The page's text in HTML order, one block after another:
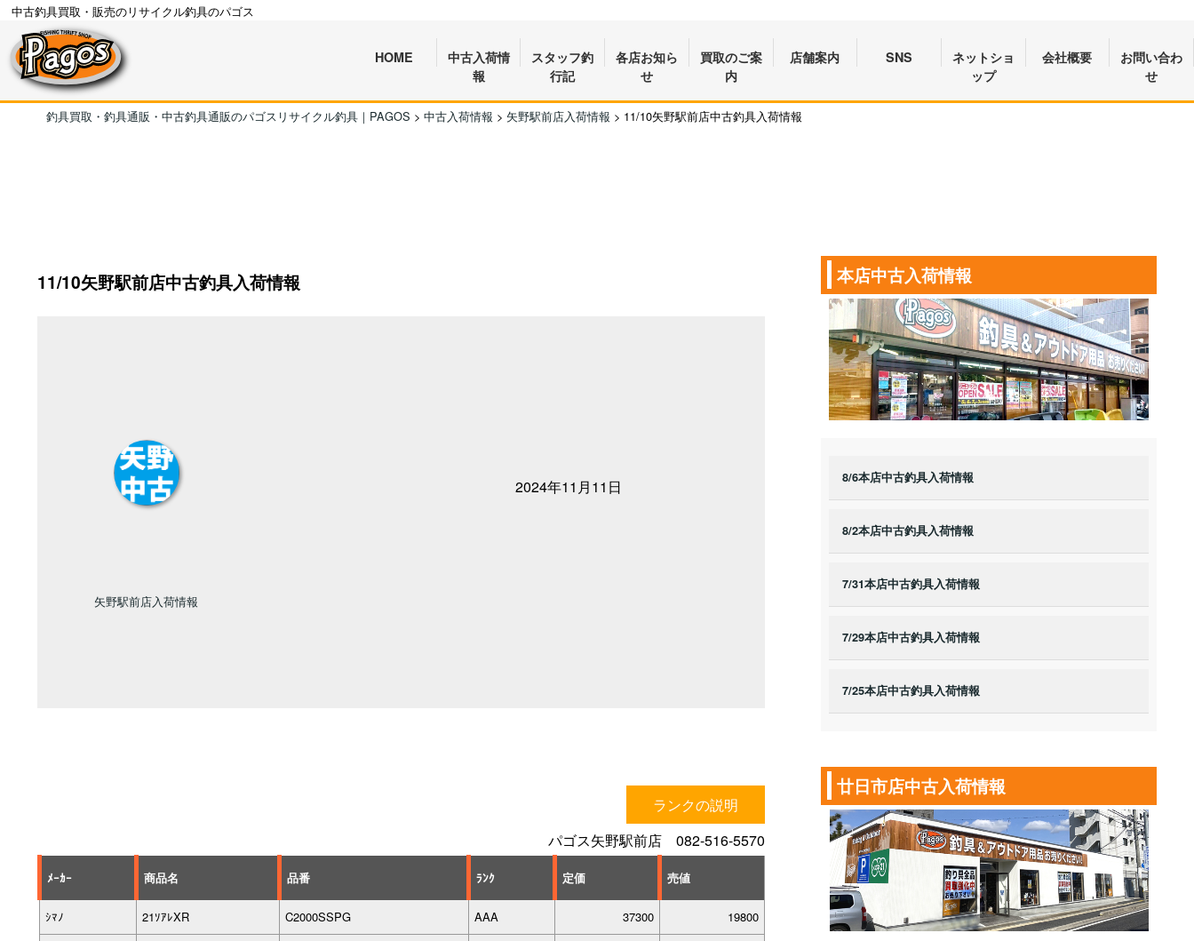
中古釣具買取・販売のリサイクル釣具のパゴス
HOME
中古入荷情
報
スタッフ釣
行記
各店お知ら
せ
買取のご案
内
店舗案内 SNS
ネットショ
ップ
会社概要
お問い合わ
せ
釣具買取・釣具通販・中古釣具通販のパゴスリサイクル釣具｜PAGOS > 中古入荷情報 > 矢野駅前店入荷情報 > 11/10矢野駅前店中古釣具入荷情報
11/10矢野駅前店中古釣具入荷情報
矢野駅前店入荷情報
2024年11月11日
ランクの説明
パゴス矢野駅前店 082-516-5570
ﾒｰｶｰ 商品名 品番 ﾗﾝｸ 定価 売値
ｼﾏﾉ 21ｿｱﾚXR C2000SSPG AAA 37300 19800
本店中古入荷情報
8/6本店中古釣具入荷情報
8/2本店中古釣具入荷情報
7/31本店中古釣具入荷情報
7/29本店中古釣具入荷情報
7/25本店中古釣具入荷情報
廿日市店中古入荷情報